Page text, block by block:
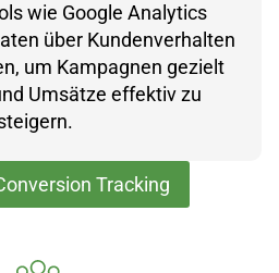
wie Google Analytics
über Kundenverhalten
um Kampagnen gezielt
Umsätze effektiv zu
Tracking